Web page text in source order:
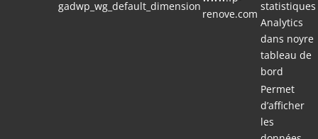
gadwp_wg_default_dimension
renove.com
statistiques
Analytics
dans noyre
tableau de
bord
Permet
d’afficher
les